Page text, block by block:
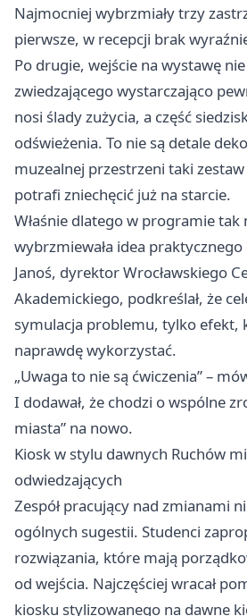
Najmocniej wybrzmiały trzy
pierwsze, w recepcji brak
Po drugie, wejście na wystawę
zwiedzającego wystarczająco
nosi ślady zużycia, a część
odświeżenia. To nie są detale
muzealnej przestrzeni taki
potrafi zniechęcić już na starcie.
Właśnie dlatego w programie tak
wybrzmiewała idea praktycznego
Janoś, dyrektor Wrocławskiego
Akademickiego, podkreślał, że
symulacja problemu, tylko efekt,
naprawdę wykorzystać.
„Uwaga to nie są ćwiczenia” –
I dodawał, że chodzi o wspólne
miasta” na nowo.
Kiosk w stylu dawnych Ruchów
odwiedzających
Zespół pracujący nad zmianami
ogólnych sugestii. Studenci
rozwiązania, które mają
od wejścia. Najczęściej wracał
kiosku stylizowanego na dawne